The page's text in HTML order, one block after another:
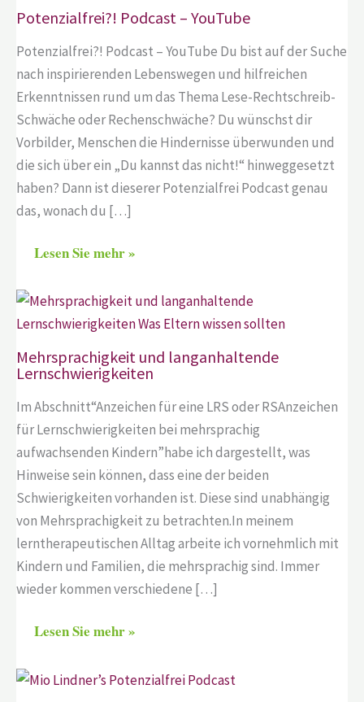
Potenzialfrei?! Podcast – YouTube
Potenzialfrei?! Podcast – YouTube Du bist auf der Suche
nach inspirierenden Lebenswegen und hilfreichen
Erkenntnissen rund um das Thema Lese-Rechtschreib-
Schwäche oder Rechenschwäche? Du wünschst dir
Vorbilder, Menschen die Hindernisse überwunden und
die sich über ein „Du kannst das nicht!“ hinweggesetzt
haben? Dann ist dieserer Potenzialfrei Podcast genau
das, wonach du […]
Lesen Sie mehr »
Mehrsprachigkeit und langanhaltende
Lernschwierigkeiten
Im Abschnitt“Anzeichen für eine LRS oder RSAnzeichen
für Lernschwierigkeiten bei mehrsprachig
aufwachsenden Kindern”habe ich dargestellt, was
Hinweise sein können, dass eine der beiden
Schwierigkeiten vorhanden ist. Diese sind unabhängig
von Mehrsprachigkeit zu betrachten.In meinem
lerntherapeutischen Alltag arbeite ich vornehmlich mit
Kindern und Familien, die mehrsprachig sind. Immer
wieder kommen verschiedene […]
Lesen Sie mehr »